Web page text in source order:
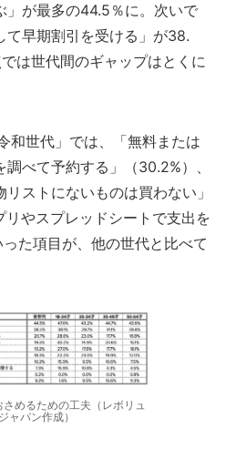
」が最多の44.5％に。次いで
て早期割引を受ける」が38.
は世代間のギャップはとくに
和世代」では、「無料または
べて予約する」（30.2%）、
リストにないものは買わない」
リやスプレッドシートで支出を
た項目が、他の世代と比べて
めるための工夫（レボリュ
ャパン作成）